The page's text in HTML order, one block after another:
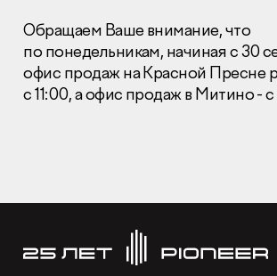
Раскрытие информации
Обращаем Ваше внимание, что
по понедельникам, начиная с 30
офис продаж на Красной Пресне
с 11:00, а офис продаж в Митино - с